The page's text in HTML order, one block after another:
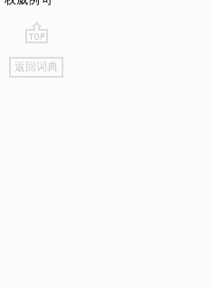
go
top
返回词典